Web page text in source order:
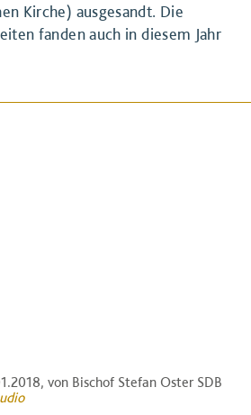
BEITRAG ANSEHEN
Kirche) ausgesandt. Die
fanden auch in diesem Jahr
, von Bischof Stefan Oster SDB